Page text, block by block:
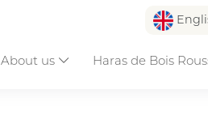
About us Haras de Bois